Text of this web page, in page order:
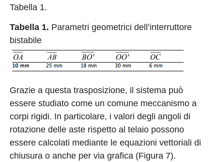
Tabella 1.
Tabella 1. Parametri geometrici dell’interruttore
bistabile
Grazie a questa trasposizione, il sistema può
essere studiato come un comune meccanismo a
corpi rigidi. In particolare, i valori degli angoli di
rotazione delle aste rispetto al telaio possono
essere calcolati mediante le equazioni vettoriali di
chiusura o anche per via grafica (Figura 7).